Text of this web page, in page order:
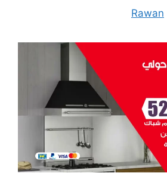
Rawan